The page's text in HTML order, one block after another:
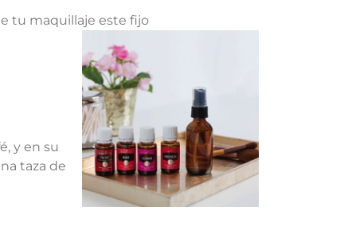
tu maquillaje este fijo
y en su
taza de